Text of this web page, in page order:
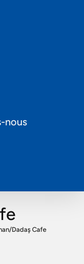
nous
/Dadaş Cafe